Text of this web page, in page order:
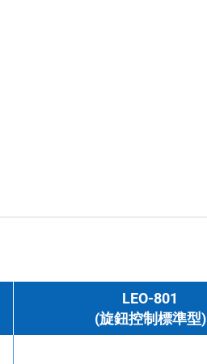
LEO-801
(旋鈕控制標準型)